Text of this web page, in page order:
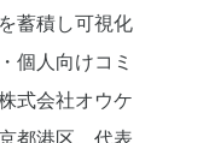
蓄積し可視化
個人向けコミ
式会社オウケ